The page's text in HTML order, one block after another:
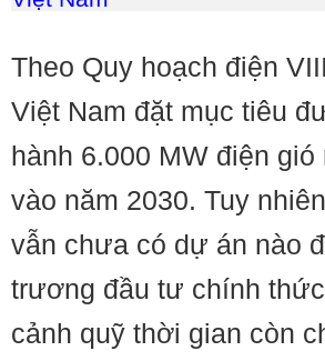
Theo Quy hoạch điện
Việt Nam đặt mục tiêu
hành 6.000 MW điện gió
vào năm 2030. Tuy
vẫn chưa có dự án nào
trương đầu tư chính
cảnh quỹ thời gian còn